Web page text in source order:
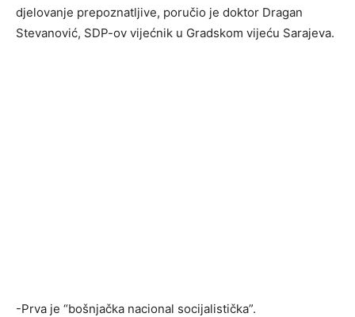
djelovanje prepoznatljive, poručio je doktor Dragan
Stevanović, SDP-ov vijećnik u Gradskom vijeću Sarajeva.
-Prva je “bošnjačka nacional socijalistička”.